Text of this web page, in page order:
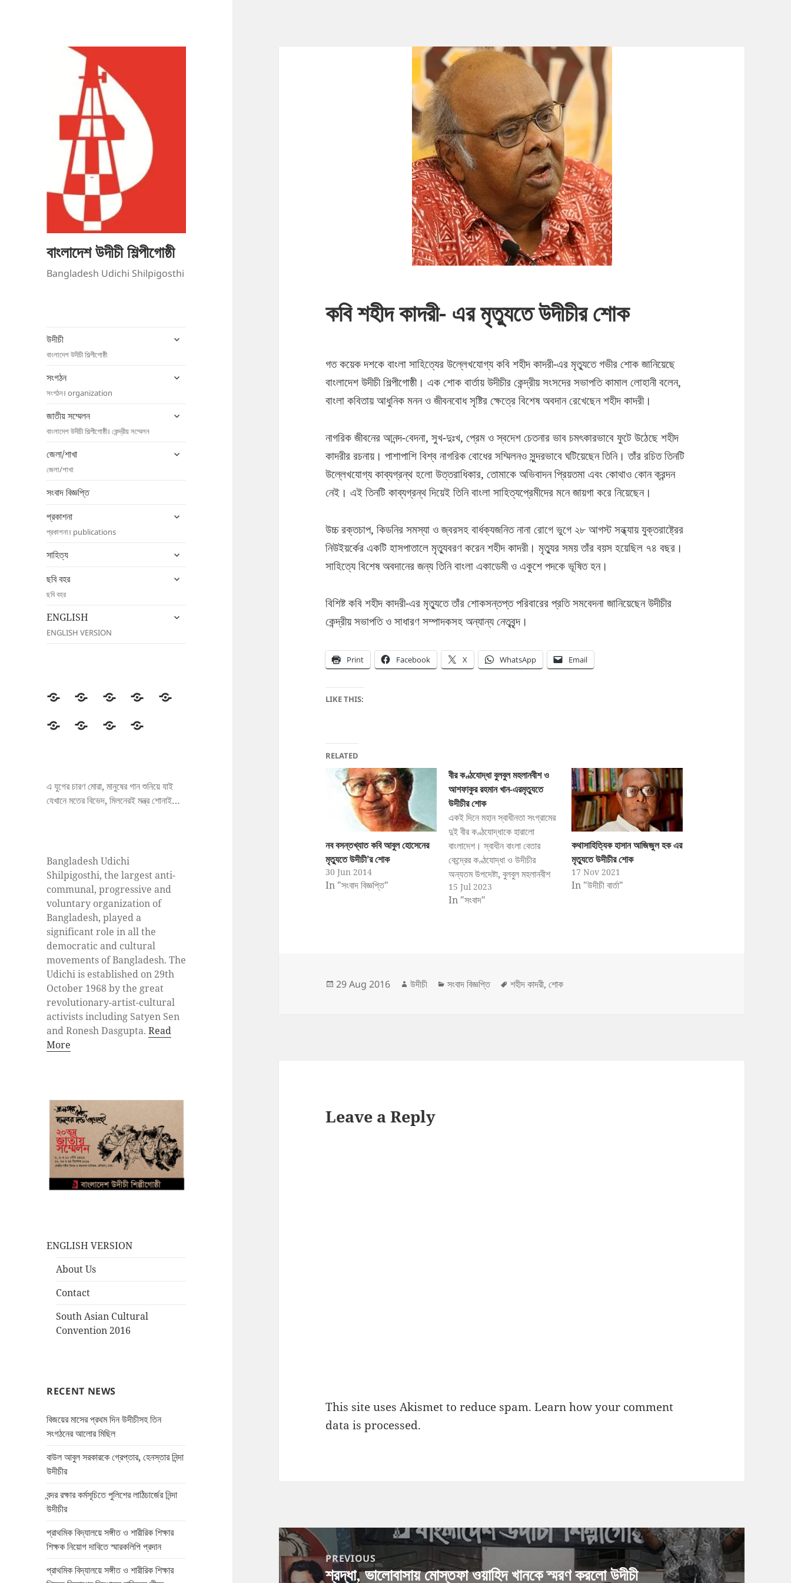
বাংলাদেশ উদীচী শিল্পীগোষ্ঠী
Bangladesh Udichi Shilpigosthi
উদীচী
বাংলাদেশ উদীচী শিল্পীগোষ্ঠী
expand
সংগঠন
সংগঠন। organization
expand
জাতীয় সম্মেলন
বাংলাদেশ উদীচী শিল্পীগোষ্ঠী। কেন্দ্রীয় সম্মেলন
expand
জেলা/শাখা
জেলা/শাখা
expand
সংবাদ বিজ্ঞপ্তি
প্রকাশনা
প্রকাশনা। publications
expand
সাহিত্য
expand
menu
ছবি বহর
ছবি বহর
expand
ENGLISH
ENGLISH VERSION
expand
উদীচী সংগঠন
জাতীয়
জেলা/
সংবাদ
প্রকাশনাসাহিত্য
ছবি
ENGLISH
এ যুগের চারণ মোরা, মানুষের গান শুনিয়ে যাই
যেখানে মতের বিভেদ, মিলনেরই মন্ত্র শোনাই…
Bangladesh Udichi
Shilpigosthi, the largest anti-
communal, progressive and
voluntary organization of
Bangladesh, played a
significant role in all the
democratic and cultural
movements of Bangladesh. The
Udichi is established on 29th
October 1968 by the great
revolutionary-artist-cultural
activists including Satyen Sen
and Ronesh Dasgupta.Read
More
ENGLISH VERSION
About Us
Contact
South Asian Cultural
Convention 2016
RECENT NEWS
বিজয়ের মাসের প্রথম দিন উদীচীসহ তিন
সংগঠনের আলোর মিছিল
বাউল আবুল সরকারকে গ্রেপ্তার, হেনস্তার নিন্দা
উদীচীর
বন্দর রক্ষার কর্মসূচিতে পুলিশের লাঠিচার্জের নিন্দা
উদীচীর
প্রাথমিক বিদ্যালয়ে সঙ্গীত ও শারীরিক শিক্ষার
শিক্ষক নিয়োগ দাবিতে স্মারকলিপি প্রদান
প্রাথমিক বিদ্যালয়ে সঙ্গীত ও শারীরিক শিক্ষার
কবি শহীদ কাদরী- এর মৃত্যুতে উদীচীর শোক
গত কয়েক দশকে বাংলা সাহিত্যের উল্লেখযোগ্য কবি শহীদ কাদরী-এর মৃত্যুতে গভীর শোক জানিয়েছে
বাংলাদেশ উদীচী শিল্পীগোষ্ঠী। এক শোক বার্তায় উদীচীর কেন্দ্রীয় সংসদের সভাপতি কামাল লোহানী বলেন,
বাংলা কবিতায় আধুনিক মনন ও জীবনবোধ সৃষ্টির ক্ষেত্রে বিশেষ অবদান রেখেছেন শহীদ কাদরী।
নাগরিক জীবনের আনন্দ-বেদনা, সুখ-দুঃখ, প্রেম ও স্বদেশ চেতনার ভাব চমৎকারভাবে ফুটে উঠেছে শহীদ
কাদরীর রচনায়। পাশাপাশি বিশ্ব নাগরিক বোধের সম্মিলনও সুন্দরভাবে ঘটিয়েছেন তিনি। তাঁর রচিত তিনটি
উল্লেখযোগ্য কাব্যগ্রন্থ হলো উত্তরাধিকার, তোমাকে অভিবাদন প্রিয়তমা এবং কোথাও কোন ক্রন্দন
নেই। এই তিনটি কাব্যগ্রন্থ দিয়েই তিনি বাংলা সাহিত্যপ্রেমীদের মনে জায়গা করে নিয়েছেন।
উচ্চ রক্তচাপ, কিডনির সমস্যা ও জ্বরসহ বার্ধক্যজনিত নানা রোগে ভুগে ২৮ আগস্ট সন্ধ্যায় যুক্তরাষ্ট্রের
নিউইয়র্কের একটি হাসপাতালে মৃত্যুবরণ করেন শহীদ কাদরী। মৃত্যুর সময় তাঁর বয়স হয়েছিল ৭৪ বছর।
সাহিত্যে বিশেষ অবদানের জন্য তিনি বাংলা একাডেমী ও একুশে পদকে ভূষিত হন।
বিশিষ্ট কবি শহীদ কাদরী-এর মৃত্যুতে তাঁর শোকসন্তপ্ত পরিবারের প্রতি সমবেদনা জানিয়েছেন উদীচীর
কেন্দ্রীয় সভাপতি ও সাধারণ সম্পাদকসহ অন্যান্য নেতৃবৃন্দ।
Print Facebook X WhatsApp Email
LIKE THIS:
RELATED
নব বসন্তখ্যাত কবি আবুল হোসেনের
মৃত্যুতে উদীচী’র শোক
30 Jun 2014
In "সংবাদ বিজ্ঞপ্তি"
বীর কণ্ঠযোদ্ধা বুলবুল মহলানবীশ ও
আশফাকুর রহমান খান-এরমৃত্যুতে
উদীচীর শোক
একই দিনে মহান স্বাধীনতা সংগ্রামের
দুই বীর কণ্ঠযোদ্ধাকে হারালো
বাংলাদেশ। স্বাধীন বাংলা বেতার
কেন্দ্রের কণ্ঠযোদ্ধা ও উদীচীর
অন্যতম উপদেষ্টা, বুলবুল মহলানবীশ
এবং স্বাধীন বাংলা বেতার কেন্দ্রের
অনুষ্ঠান ব্যবস্থাপক ও উপস্থাপক
15 Jul 2023
In "সংবাদ"
কথাসাহিত্যিক হাসান আজিজুল হক এর
মৃত্যুতে উদীচীর শোক
17 Nov 2021
In "উদীচী বার্তা"
Posted
29 Aug 2016 Author
উদীচী Categories
সংবাদ বিজ্ঞপ্তি Tags
শহীদ কাদরী,শোক
Leave a Reply
This site uses Akismet to reduce spam.Learn how your comment
data is processed.
Post
navigationPREVIOUS
Previous
শ্রদ্ধা, ভালোবাসায় মোস্তফা ওয়াহিদ খানকে স্মরণ করলো উদীচী